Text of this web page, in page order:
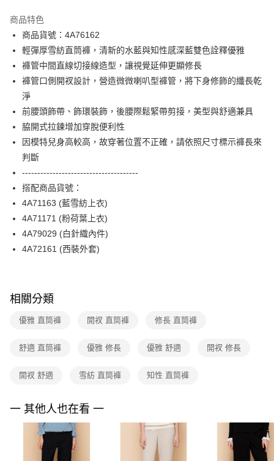
合作金庫商業銀行
華南商業銀行
上海商業儲蓄銀行
台北富邦商業銀行
國泰世華商業銀行
兆豐國際商業銀行
臺灣中小企業銀行
台中商業銀行
匯豐（台灣）商業銀行
聯邦商業銀行
元大商業銀行
永豐商業銀行
玉山商業銀行
台新國際商業銀行
中國信託商業銀行
台灣樂天信用卡公司
超商取貨付款
LINE Pay
Apple Pay
街口支付
【關於「AFTEE先享後付」】
AFTEE先享後付是「在收到商品之後才付款」的支付方式。 讓您購物簡單
便利好安心！
１．簡單：不需註冊會員、不需綁卡、不需儲值。
２．便利：只要手機號碼，簡訊認證，即可結帳。
３．安心：先確認商品／服務後，再付款。
【「AFTEE先享後付」結帳流程】
１．於結帳方式選擇「AFTEE先享後付」後，將跳轉至「AFTEE先享後付」
結帳頁面，進行簡訊認證並確認金額後，即可完成結帳。
※ 請注意：結帳手續完成當下不需立刻繳費，但若您需要取消訂單，請聯絡
購買商品的店家。未經商家同意取消之訂單仍視為有效，需透過AFTEE先享
※ 交易是否成功請以「AFTEE先享後付 」之結帳頁面顯示為準，若有關於
客戶支援中心」
https://netprotections.freshdesk.com/support/home
１．透過由恩沛科技股份有限公司提供之「AFTEE先享後付」服務完成之交
權轉讓予恩沛科技股份有限公司。
２．關於個人資料處理事宜，請瀏覽以下網址：
https://aftee.tw/terms/#terms3
３．未成年的使用者請事先徵得法定代理人或監護人之同意方可使用
「AFTEE先享後付」，若未經同意申辦者引起之損失，本公司不負相關責
ATM付款
運送方式
全家取貨付款
每筆NT$90，滿NT$3,600(含以上)免運費
付款後全家FamilyMart取貨
每筆NT$90，滿NT$3,600(含以上)免運費
付款後7-11取貨
每筆NT$90，滿NT$3,600(含以上)免運費
每筆NT$90，滿NT$3,600(含以上)免運費
離島宅配 (蘭嶼恕不配送)
付款後門市自取
商品特色
商品貨號：4A76162
輕彈厚雪紡直筒褲，清新的水藍與知性感深藍雙色詮釋優雅
褲管中間直線切接線造型，讓視覺延伸更顯修長
褲管口側開衩設計，營造微微喇叭型褲管，將下身修飾的纖長乾
淨
前腰頭飾帶、飾環裝飾，後腰際鬆緊帶剪接，美型與舒適兼具
脇開式拉鍊增加穿脫便利性
因模特兒身高較高，故穿著位置不正確，請依照尺寸標示褲長來
判斷
--------------------------------------
搭配商品貨號：
4A71163 (藍雪紡上衣)
4A71171 (粉荷葉上衣)
4A79029 (白針織內件)
4A72161 (西裝外套)
相關分類
優雅 直筒褲 開衩 直筒褲 修長 直筒褲
舒適 直筒褲 優雅 修長 優雅 舒適 開衩 修長
開衩 舒適 雪紡 直筒褲 知性 直筒褲
一 其他人也在看 一